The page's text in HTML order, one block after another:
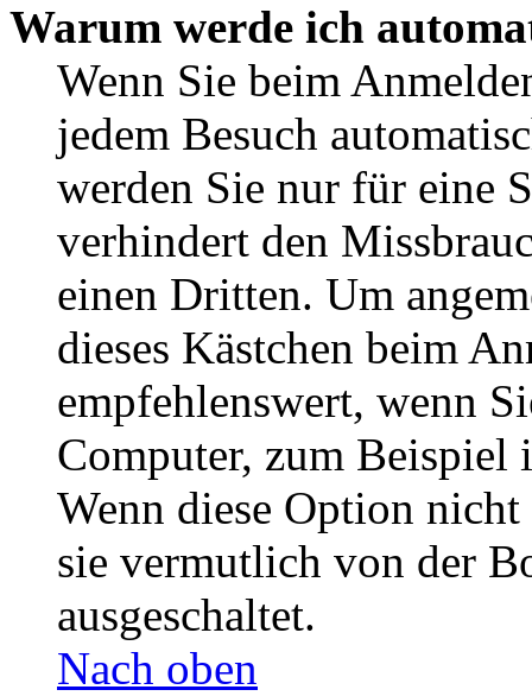
Warum werde ich
Wenn Sie beim
jedem Besuch
werden Sie nur für eine
verhindert den
einen Dritten. Um
dieses Kästchen beim
empfehlenswert, wenn
Computer, zum Beispiel
Wenn diese Option
sie vermutlich von der
ausgeschaltet.
Nach oben